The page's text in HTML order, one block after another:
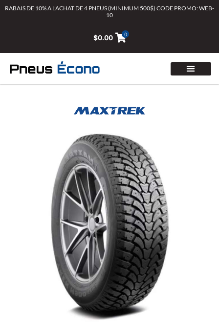
AllerRABAIS DE 10% A L’ACHAT DE 4 PNEUS (MINIMUM 500$) CODE PROMO: WEB-
10
$0.00 0